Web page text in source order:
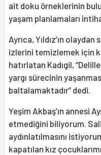
ait doku örneklerinin
yaşam planlamaları
Ayrıca, Yıldız’ın
izlerini temizlemek için
hatırlatan Kadıgil,
yargı sürecinin
baltalamaktadır” dedi.
Yeşim Akbaş’ın annesi
etmediğini biliyorum.
aydınlatılmasını
kapatılan kız